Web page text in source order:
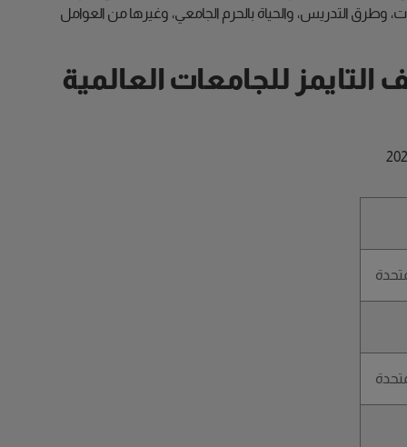
وطرق التدريس، والحياة بالحرم الجامعي، وغيرها من العوامل
تصنيف التايمز للجامعات العالمية